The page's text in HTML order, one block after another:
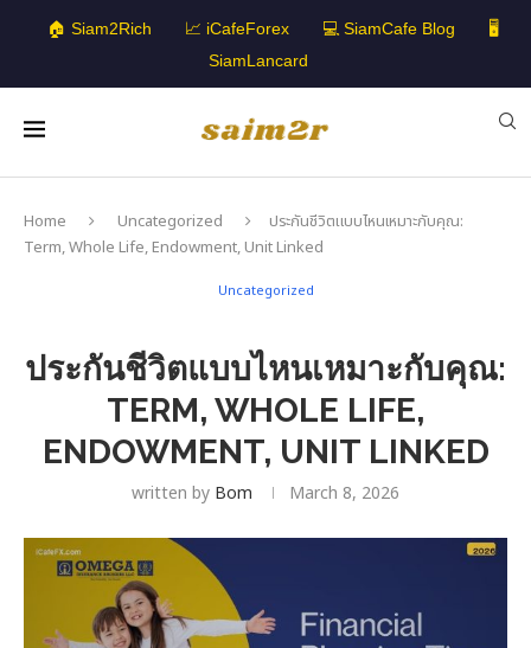
🏠 Siam2Rich 📈 iCafeForex 💻 SiamCafe Blog
🖥️
SiamLancard
Home Uncategorized
ประกันชีวิตแบบไหนเหมาะกับคุณ:
Term, Whole Life, Endowment, Unit Linked
Uncategorized
ประกันชีวิตแบบไหนเหมาะกับคุณ:
TERM, WHOLE LIFE,
ENDOWMENT, UNIT LINKED
written by Bom March 8, 2026